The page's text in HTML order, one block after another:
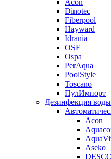
Dinotec
Fiberpool
Hayward
Idrania
OSF
Ospa
PerAqua
PoolStyle
Toscano
ПулИмпорт
Дезинфекция воды
Acon
Aseko